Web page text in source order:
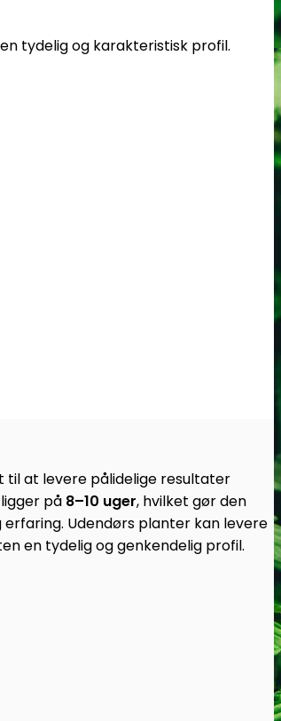
tydelig og karakteristisk profil.
til at levere pålidelige resultater
på 8–10 uger, hvilket gør den
Udendørs planter kan levere
en tydelig og genkendelig profil.